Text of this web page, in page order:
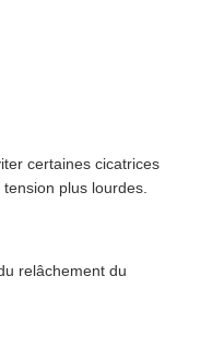
certaines cicatrices
plus lourdes.
relâchement du